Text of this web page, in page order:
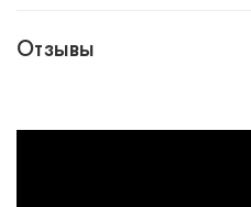
Отзывы